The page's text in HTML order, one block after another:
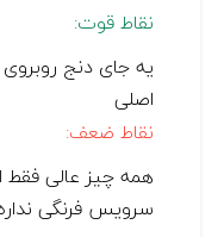
نقاط قوت:
يه جاى دنج
اصلى
نقاط ضعف:
همه چيز عالى فقط
سرويس فرنگى